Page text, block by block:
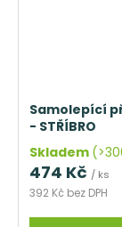
Samolepící
- STŘÍBRO
Skladem
392 Kč bez DPH
474 Kč / ks